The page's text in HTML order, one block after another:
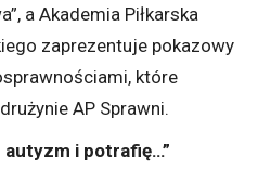
a Akademia Piłkarska
zaprezentuje pokazowy
które
AP Sprawni.
autyzm i potrafię…”